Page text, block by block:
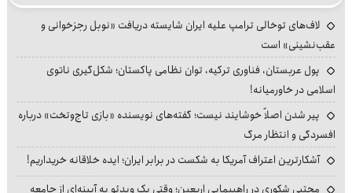
لاف‌های توخالی ترامپ علیه ایران شایسته دریافت «نوبل رجزخوانی و
عقب‌نشینی» است
پول عربستان، فناوری ترکیه، توان نظامی پاکستان؛ شکل‌گیری ناتوی
اسلامی در خاورمیانه!
پیر شدن اصلاً خوشایند نیست؛ گفته‌های نویسنده «بازی تاج‌وتخت» درباره
افسردگی و انتظار مرگ
آشکارترین اعتراف آمریکا به شکست در برابر ایران؛ ایده خلاقانه خریداریم!
مجتبی شکوری در راهپیمایی اربعین؛ وقتی یک ویدئو به آیینه‌ای از جامعه